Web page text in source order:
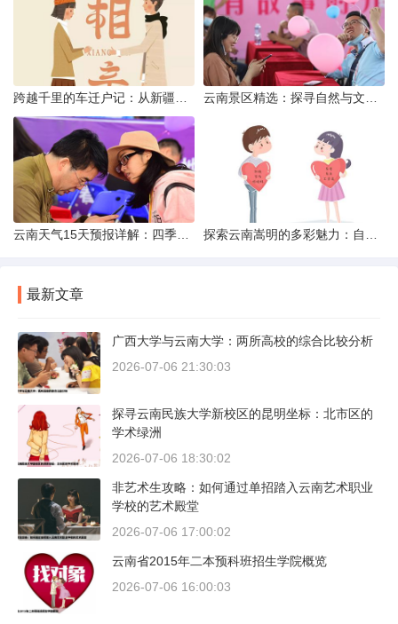
最新文章
广西大学与云南大学：两所高校的综合比较分析
2026-07-06 21:30:03
探寻云南民族大学新校区的昆明坐标：北市区的
学术绿洲
2026-07-06 18:30:02
非艺术生攻略：如何通过单招踏入云南艺术职业
学校的艺术殿堂
2026-07-06 17:00:02
云南省2015年二本预科班招生学院概览
2026-07-06 16:00:03